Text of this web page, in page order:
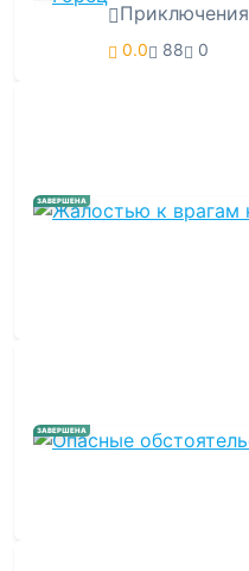
Приключения
0.0 88 0
ЗАВЕРШЕНА
ЗАВЕРШЕНА